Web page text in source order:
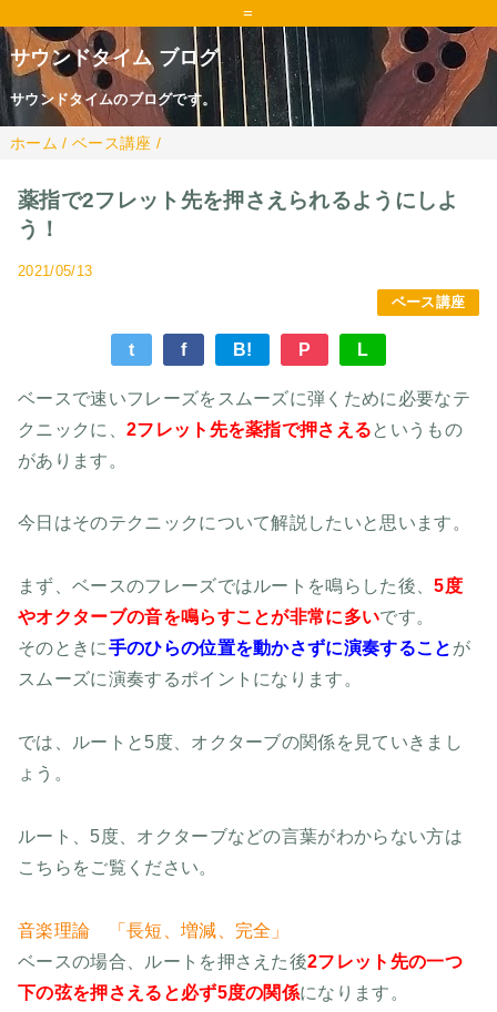
=
サウンドタイム ブログ
サウンドタイムのブログです。
ホーム / ベース講座 /
薬指で2フレット先を押さえられるようにしよ
う！
2021/05/13
ベース講座
t f B! P L
ベースで速いフレーズをスムーズに弾くために必要なテ
クニックに、 2フレット先を薬指で押さえるというもの
があります。
今日はそのテクニックについて解説したいと思います。
まず、ベースのフレーズではルートを鳴らした後、5度
やオクターブの音を鳴らすことが非常に多いです。
そのときに手のひらの位置を動かさずに演奏すること が
スムーズに演奏するポイントになります。
では、ルートと5度、オクターブの関係を見ていきまし
ょう。
ルート、5度、オクターブなどの言葉がわからない方は
こちらをご覧ください。
音楽理論 「長短、増減、完全」
ベースの場合、ルートを押さえた後2フレット先の一つ
下の弦を押さえると必ず5度の関係になります。